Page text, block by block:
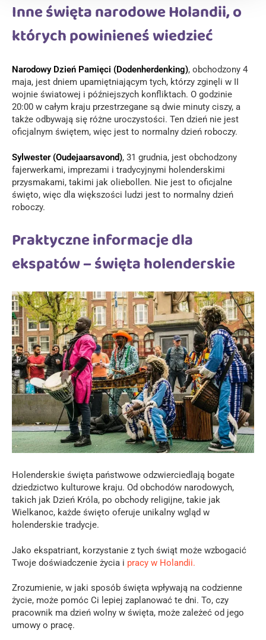
Inne święta narodowe Holandii, o
których powinieneś wiedzieć
Narodowy Dzień Pamięci (Dodenherdenking), obchodzony 4
maja, jest dniem upamiętniającym tych, którzy zginęli w II
wojnie światowej i późniejszych konfliktach. O godzinie
20:00 w całym kraju przestrzegane są dwie minuty ciszy, a
także odbywają się różne uroczystości. Ten dzień nie jest
oficjalnym świętem, więc jest to normalny dzień roboczy.
Sylwester (Oudejaarsavond), 31 grudnia, jest obchodzony
fajerwerkami, imprezami i tradycyjnymi holenderskimi
przysmakami, takimi jak oliebollen. Nie jest to oficjalne
święto, więc dla większości ludzi jest to normalny dzień
roboczy.
Praktyczne informacje dla
ekspatów – święta holenderskie
Holenderskie święta państwowe odzwierciedlają bogate
dziedzictwo kulturowe kraju. Od obchodów narodowych,
takich jak Dzień Króla, po obchody religijne, takie jak
Wielkanoc, każde święto oferuje unikalny wgląd w
holenderskie tradycje.
Jako ekspatriant, korzystanie z tych świąt może wzbogacić
Twoje doświadczenie życia i pracy w Holandii.
Zrozumienie, w jaki sposób święta wpływają na codzienne
życie, może pomóc Ci lepiej zaplanować te dni. To, czy
pracownik ma dzień wolny w święta, może zależeć od jego
umowy o pracę.